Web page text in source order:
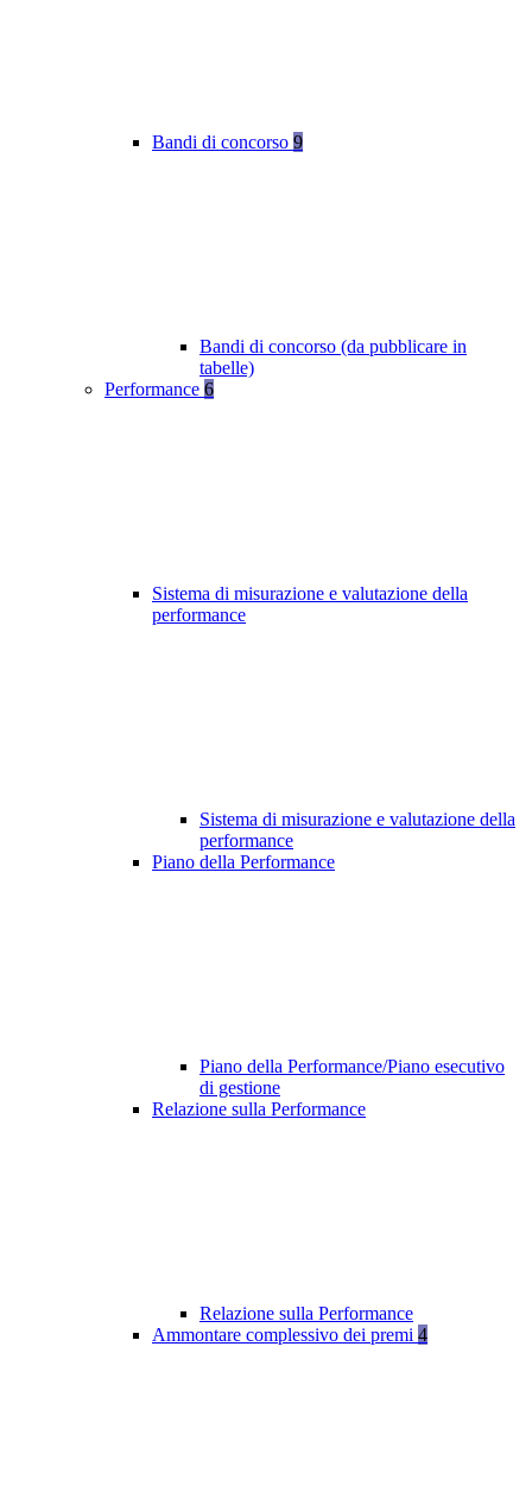
Bandi di concorso 9
Bandi di concorso (da pubblicare in
tabelle)
Performance 6
Sistema di misurazione e valutazione della
performance
Sistema di misurazione e valutazione della
performance
Piano della Performance
Piano della Performance/Piano esecutivo
di gestione
Relazione sulla Performance
Relazione sulla Performance
Ammontare complessivo dei premi 4